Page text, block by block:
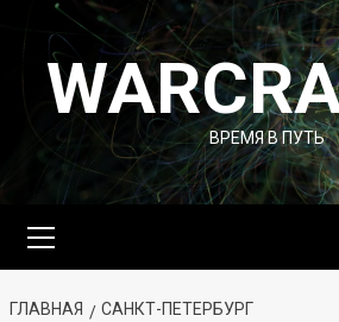
Перейти
содержимому
ВРЕМЯ В ПУТЬ
меню
ГЛАВНАЯ САНКТ-ПЕТЕРБУРГ